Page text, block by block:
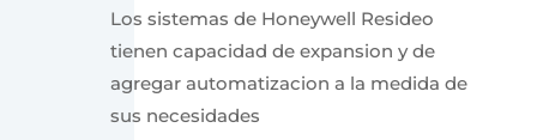
Los sistemas de Honeywell Resideo
tienen capacidad de expansion y de
agregar automatizacion a la medida de
sus necesidades